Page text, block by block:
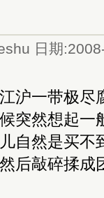
日期
沪一带极尽
突然想起一
自然是买不
后敲碎揉成